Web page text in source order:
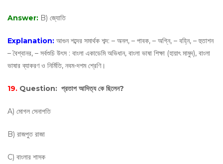
Answer: B) জ্যোতি
Explanation: আগুন শব্দের সমার্থক শব্দ: – অনল, – পাবক, – অগ্নি, – বহ্নি, – হুতাশন
– বৈশ্বানর, – সর্বশুচি উৎস : বাংলা একাডেমি অভিধান, বাংলা ভাষা শিক্ষা (হায়াৎ মামুদ), বাংলা
ভাষার ব্যাকরণ ও নির্মিতি, নবম-দশম শ্রেণি।
19. Question: প্রতাপ আদিত্য কে ছিলেন?
A) মোগল সেনাপতি
B) রাজপুত রাজা
C) বাংলার শাসক